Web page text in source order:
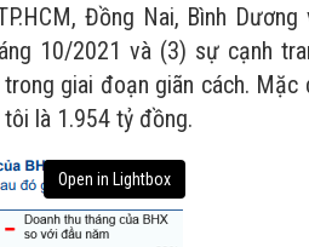
Đồng Nai, Bình Dương
10/2021 và (3) sự cạnh
giai đoạn giãn cách. Mặc
là 1.954 tỷ đồng.
Open in Lightbox